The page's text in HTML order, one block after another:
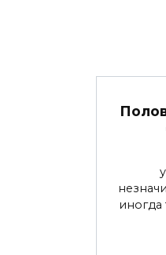
иногда